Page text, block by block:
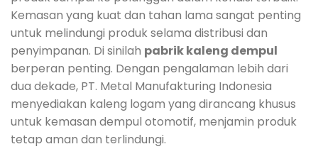
Kemasan yang kuat dan tahan lama sangat penting
untuk melindungi produk selama distribusi dan
penyimpanan. Di sinilah pabrik kaleng dempul
berperan penting. Dengan pengalaman lebih dari
dua dekade, PT. Metal Manufakturing Indonesia
menyediakan kaleng logam yang dirancang khusus
untuk kemasan dempul otomotif, menjamin produk
tetap aman dan terlindungi.